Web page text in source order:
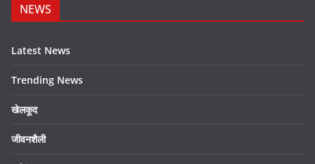
NEWS
Latest News
Trending News
खेलकूद
जीवनशैली